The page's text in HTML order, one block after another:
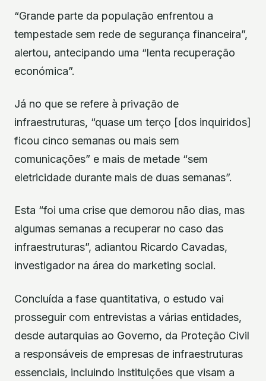
“Grande parte da população enfrentou a
tempestade sem rede de segurança financeira”,
alertou, antecipando uma “lenta recuperação
económica”.
Já no que se refere à privação de
infraestruturas, “quase um terço [dos inquiridos]
ficou cinco semanas ou mais sem
comunicações” e mais de metade “sem
eletricidade durante mais de duas semanas”.
Esta “foi uma crise que demorou não dias, mas
algumas semanas a recuperar no caso das
infraestruturas”, adiantou Ricardo Cavadas,
investigador na área do marketing social.
Concluída a fase quantitativa, o estudo vai
prosseguir com entrevistas a várias entidades,
desde autarquias ao Governo, da Proteção Civil
a responsáveis de empresas de infraestruturas
essenciais, incluindo instituições que visam a